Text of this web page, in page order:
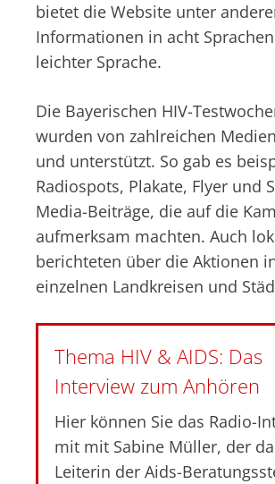
bietet die Website unter
Informationen in acht
leichter Sprache.
Die Bayerischen HIV-
wurden von zahlreichen
und unterstützt. So gab es
Radiospots, Plakate, Flyer und
Media-Beiträge, die auf die
aufmerksam machten. Auch
berichteten über die Aktionen
einzelnen Landkreisen und
Thema HIV & AIDS: Das
Interview zum Anhören
Hier können Sie das Radio-
mit mit Sabine Müller, der
Leiterin der Aids-